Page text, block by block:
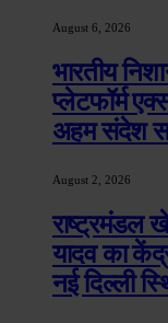
August 6, 2026
भारतीय
प्लेटफॉर्म
अहम संदेश
August 2, 2026
राष्ट्रमंडल
यादव का
नई दिल्ली